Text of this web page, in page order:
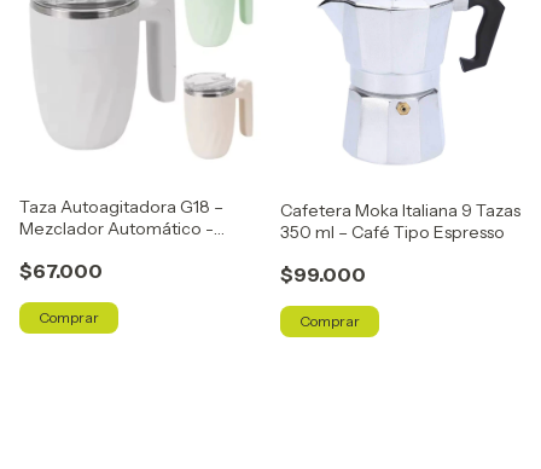
Taza Autoagitadora G18 –
Mezclador Automático -
$67.000
Comprar
Cafetera Moka Italiana 9 Tazas
350 ml – Café Tipo Espresso
$99.000